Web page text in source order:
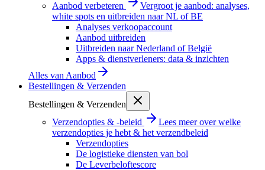
Aanbod verbeteren
Vergroot je aanbod: analyses,
white spots en uitbreiden naar NL of BE
Analyses verkoopaccount
Aanbod uitbreiden
Uitbreiden naar Nederland of België
Apps & dienstverleners: data & inzichten
Alles van Aanbod
Bestellingen & Verzenden
Bestellingen & Verzenden
Verzendopties & -beleid
Lees meer over welke
verzendopties je hebt & het verzendbeleid
Verzendopties
De logistieke diensten van bol
De Leverbeloftescore